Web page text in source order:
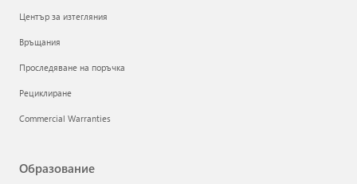
Център за изтегляния
Връщания
Проследяване на поръчка
Рециклиране
Commercial Warranties
Образование